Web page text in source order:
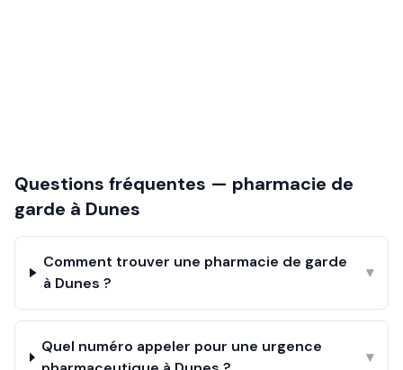
Questions fréquentes — pharmacie de
garde à Dunes
Comment trouver une pharmacie de garde
à Dunes ?
▾
Quel numéro appeler pour une urgence
▾